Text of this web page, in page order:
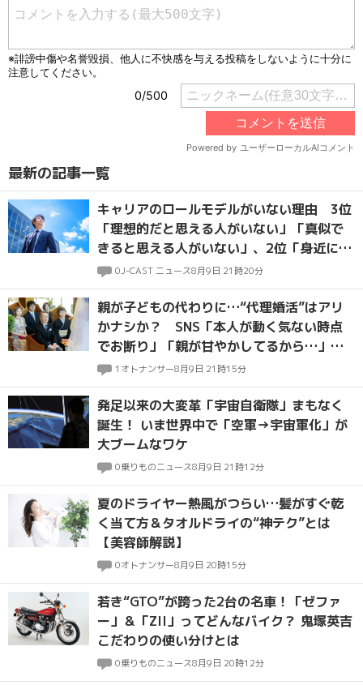
最新の記事一覧
キャリアのロールモデルがいない理由 3位
「理想的だと思える人がいない」「真似で
きると思える人がいない」、2位「身近に参
考になる人がいない」、1位は？
0J-CAST ニュース8月9日 21時20分
親が子どもの代わりに…“代理婚活”はアリ
かナシか？ SNS「本人が動く気ない時点
でお断り」「親が甘やかしてるから…」厳
しい声も
1 オトナンサー8月9日 21時15分
発足以来の大変革「宇宙自衛隊」まもなく
誕生！ いま世界中で「空軍→宇宙軍化」が
大ブームなワケ
0乗りものニュース8月9日 21時12分
夏のドライヤー熱風がつらい…髪がすぐ乾
く当て方＆タオルドライの“神テク”とは
【美容師解説】
0オトナンサー8月9日 20時15分
若き“GTO”が跨った2台の名車！「ゼファ
ー」＆「ZII」ってどんなバイク？ 鬼塚英吉
こだわりの使い分けとは
0乗りものニュース8月9日 20時12分